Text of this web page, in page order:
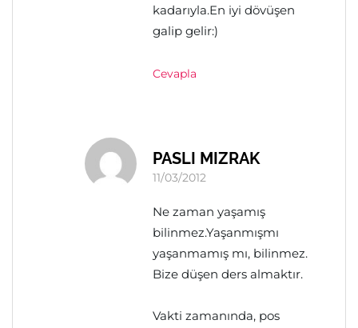
kadarıyla.En iyi dövüşen
galip gelir:)
Cevapla
PASLI MIZRAK
11/03/2012
Ne zaman yaşamış
bilinmez.Yaşanmışmı
yaşanmamış mı, bilinmez.
Bize düşen ders almaktır.
Vakti zamanında, pos